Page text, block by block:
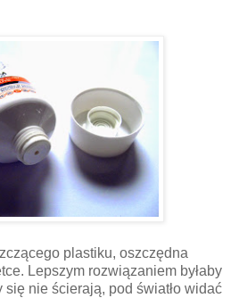
plastiku, oszczędna
Lepszym rozwiązaniem byłaby
nie ścierają, pod światło widać